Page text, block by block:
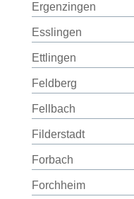
Ergenzingen
Esslingen
Ettlingen
Feldberg
Fellbach
Filderstadt
Forbach
Forchheim